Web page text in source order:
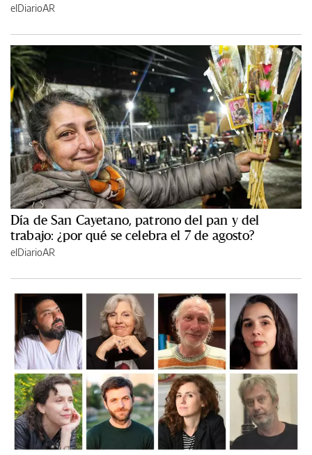
elDiarioAR
Día de San Cayetano, patrono del pan y del
trabajo: ¿por qué se celebra el 7 de agosto?
elDiarioAR